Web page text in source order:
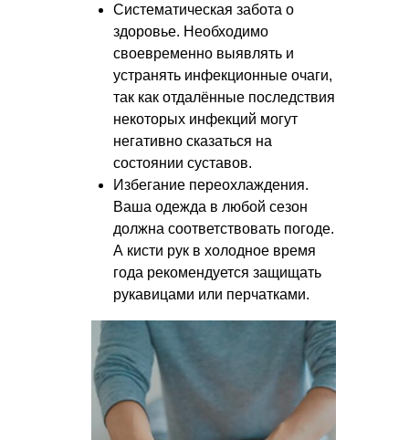
Систематическая забота о
здоровье. Необходимо
своевременно выявлять и
устранять инфекционные очаги,
так как отдалённые последствия
некоторых инфекций могут
негативно сказаться на
состоянии суставов.
Избегание переохлаждения.
Ваша одежда в любой сезон
должна соответствовать погоде.
А кисти рук в холодное время
года рекомендуется защищать
рукавицами или перчатками.